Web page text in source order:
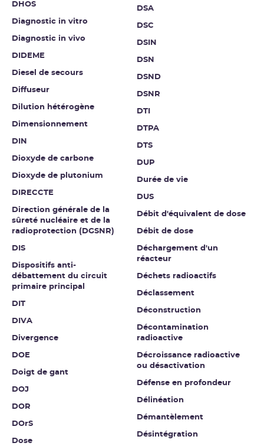
DHOS
Diagnostic in vitro
Diagnostic in vivo
DIDEME
Diesel de secours
Diffuseur
Dilution hétérogène
Dimensionnement
DIN
Dioxyde de carbone
Dioxyde de plutonium
DIRECCTE
Direction générale de la
sûreté nucléaire et de la
radioprotection (DGSNR)
DIS
Dispositifs anti-
débattement du circuit
primaire principal
DIT
DIVA
Divergence
DOE
Doigt de gant
DOJ
DOR
DOrS
Dose
DSA
DSC
DSIN
DSN
DSND
DSNR
DTI
DTPA
DTS
DUP
Durée de vie
DUS
Débit d'équivalent de dose
Débit de dose
Déchargement d'un
réacteur
Déchets radioactifs
Déclassement
Déconstruction
Décontamination
radioactive
Décroissance radioactive
ou désactivation
Défense en profondeur
Délinéation
Démantèlement
Désintégration